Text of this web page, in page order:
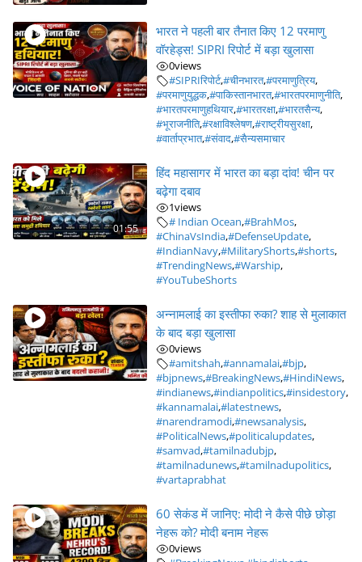
भारत ने पहली बार तैनात किए 12 परमाणु
वॉरहेड्स! SIPRI रिपोर्ट में बड़ा खुलासा
0views
#SIPRIरिपोर्ट,#चीनभारत,#परमाणुत्रिय,
#परमाणुयुद्धक,#पाकिस्तानभारत,#भारतपरमाणुनीति,
#भारतपरमाणुहथियार,#भारतरक्षा,#भारतसैन्य,
#भूराजनीति,#रक्षाविश्लेषण,#राष्ट्रीयसुरक्षा,
#वार्ताप्रभात,#संवाद,#सैन्यसमाचार
01:55
हिंद महासागर में भारत का बड़ा दांव! चीन पर
बढ़ेगा दबाव
1views
# Indian Ocean,#BrahMos,
#ChinaVsIndia,#DefenseUpdate,
#IndianNavy,#MilitaryShorts,#shorts,
#TrendingNews,#Warship,
#YouTubeShorts
अन्नामलाई का इस्तीफा रुका? शाह से मुलाकात
के बाद बड़ा खुलासा
0views
#amitshah,#annamalai,#bjp,
#bjpnews,#BreakingNews,#HindiNews,
#indianews,#indianpolitics,#insidestory,
#kannamalai,#latestnews,
#narendramodi,#newsanalysis,
#PoliticalNews,#politicalupdates,
#samvad,#tamilnadubjp,
#tamilnadunews,#tamilnadupolitics,
#vartaprabhat
60 सेकंड में जानिए: मोदी ने कैसे पीछे छोड़ा
नेहरू को? मोदी बनाम नेहरू
0views